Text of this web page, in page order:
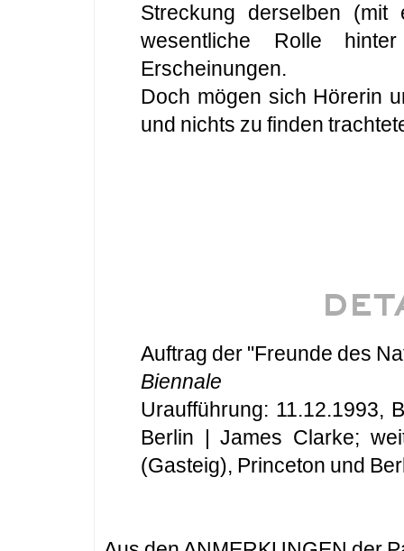
Streckung derselben
wesentliche Rolle
Erscheinungen.
Doch mögen sich Hörerin
und nichts zu finden
Auftrag der "Freunde des
Biennale
Uraufführung: 11.12.1993,
Berlin | James Clarke;
(Gasteig), Princeton und